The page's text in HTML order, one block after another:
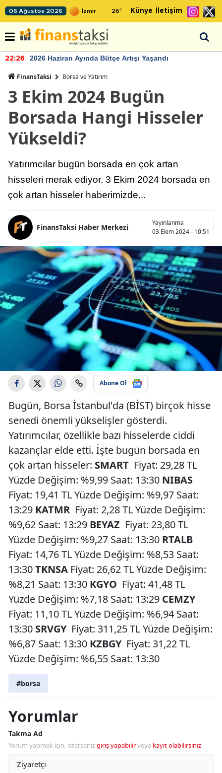
06 Ağustos 2026 26° Künye İletişim
22:26 2026 Haziran Ayında Bütçe Artışı Yaşandı
FinansTaksi Borsa ve Yatırım
3 Ekim 2024 Bugün
Borsada Hangi Hisseler
Yükseldi?
Yatırımcılar bugün borsada en çok artan
hisseleri merak ediyor. 3 Ekim 2024 borsada en
çok artan hisseler haberimizde...
FinansTaksi Haber Merkezi
Yayınlanma
03 Ekim 2024 - 10:51
Abone Ol
Bugün, Borsa İstanbul'da (BİST) birçok hisse
senedi önemli yükselişler gösterdi.
Yatırımcılar, özellikle bazı hisselerde ciddi
kazançlar elde etti. İşte bugün borsada en
çok artan hisseler: SMART Fiyat: 29,28 TL
Yüzde Değişim: %9,99 Saat: 13:30 NIBAS
Fiyat: 19,41 TL Yüzde Değişim: %9,97 Saat:
13:29 KATMR Fiyat: 2,28 TL Yüzde Değişim:
%9,62 Saat: 13:29 BEYAZ Fiyat: 23,80 TL
Yüzde Değişim: %9,27 Saat: 13:30 RTALB
Fiyat: 14,76 TL Yüzde Değişim: %8,53 Saat:
13:30TKNSA Fiyat: 26,62 TL Yüzde Değişim:
%8,21 Saat: 13:30 KGYO Fiyat: 41,48 TL
Yüzde Değişim: %7,18 Saat: 13:29 CEMZY
Fiyat: 11,10 TL Yüzde Değişim: %6,94 Saat:
13:30 SRVGY Fiyat: 311,25 TL Yüzde Değişim:
%6,87 Saat: 13:30 KZBGY Fiyat: 31,22 TL
Yüzde Değişim: %6,55 Saat: 13:30
#borsa
Yorumlar
Takma Ad
Yorum yapmak için, istersenizgiriş yapabilirveya kayıt olabilirsiniz.